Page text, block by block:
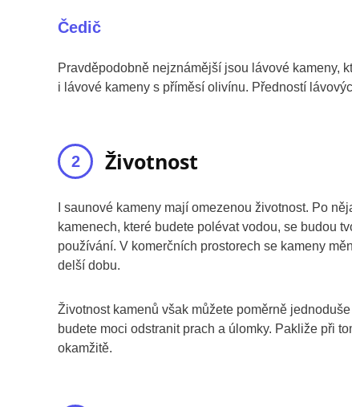
Čedič
Pravděpodobně nejznámější jsou lávové kameny,
i lávové kameny s příměsí olivínu. Předností
Životnost
I saunové kameny mají omezenou životnost. Po
kamenech, které budete polévat vodou, se budou
používání. V komerčních prostorech se kameny
delší dobu.
Životnost kamenů však můžete poměrně
budete moci odstranit prach a úlomky. Pakliže při
okamžitě.